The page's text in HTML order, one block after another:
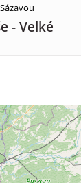
- Velké